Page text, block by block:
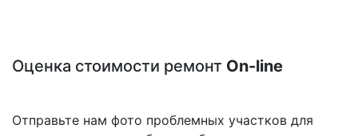
Оценка стоимости ремонт On-line
Отправьте нам фото проблемных участков для